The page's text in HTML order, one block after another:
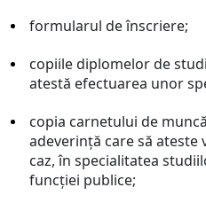
formularul de înscriere;
copiile diplomelor de
atestă efectuarea unor
copia carnetului de
adeverinţă care să ateste
caz, în specialitatea
funcţiei publice;